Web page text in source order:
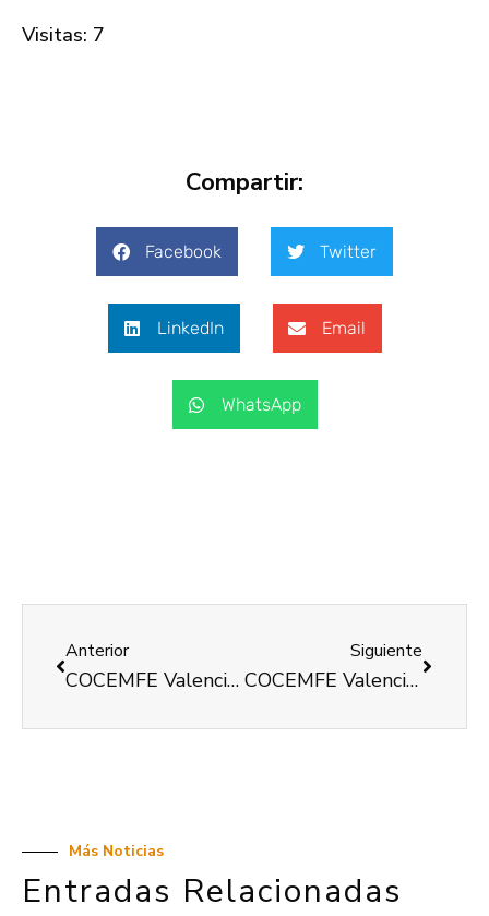
Visitas: 7
Compartir:
Facebook Twitter
LinkedIn Email
WhatsApp
Anterior
COCEMFE Valencia imparte un taller para explicar sus programas y servicios a ASVAH, nueva entidad incorporada
Siguiente
COCEMFE Valencia informará, orientará y asesorará sobre discapacidad
Más Noticias
Entradas Relacionadas